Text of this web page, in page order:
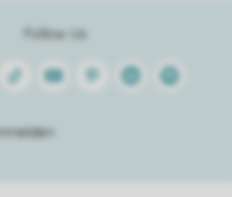
Follow Us
Tiktok Youtube PinterestLinkedinSpotify